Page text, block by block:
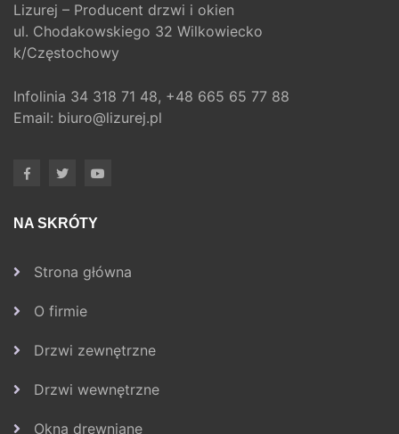
Lizurej – Producent drzwi i okien
ul. Chodakowskiego 32 Wilkowiecko
k/Częstochowy
Infolinia 34 318 71 48, +48 665 65 77 88
Email: biuro@lizurej.pl
NA SKRÓTY
Strona główna
O firmie
Drzwi zewnętrzne
Drzwi wewnętrzne
Okna drewniane